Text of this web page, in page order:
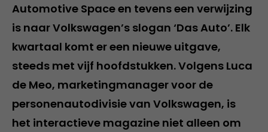
Automotive Space en tevens een verwijzing
is naar Volkswagen’s slogan ‘Das Auto’. Elk
kwartaal komt er een nieuwe uitgave,
steeds met vijf hoofdstukken. Volgens Luca
de Meo, marketingmanager voor de
personenautodivisie van Volkswagen, is
het interactieve magazine niet alleen om